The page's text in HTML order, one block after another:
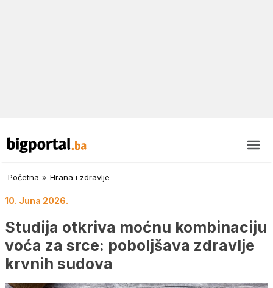
Početna » Hrana i zdravlje
10. Juna 2026.
Studija otkriva moćnu kombinaciju
voća za srce: poboljšava zdravlje
krvnih sudova